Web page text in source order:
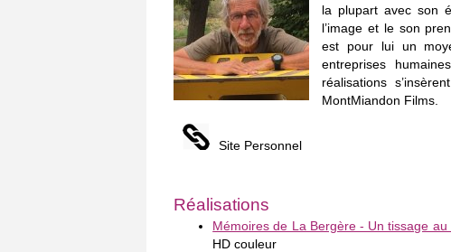
la plupart avec son
l’image et le son
est pour lui un
entreprises
réalisations
MontMiandon Films.
Site Personnel
Réalisations
Mémoires de La Bergère - Un tissage
HD couleur